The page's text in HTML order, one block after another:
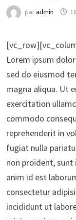
paradmin
Lorem ipsum
sed do eiusmod
magna aliqua. Ut
exercitation
commodo
reprehenderit in
fugiat nulla
non proident,
anim id est
consectetur
incididunt ut